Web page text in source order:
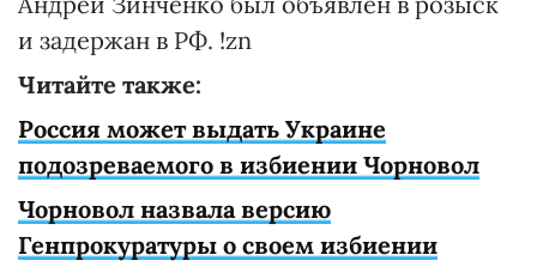
и задержан в РФ. !zn
Читайте также:
Россия может выдать Украине
подозреваемого в избиении Чорновол
Чорновол назвала версию
Генпрокуратуры о своем избиении